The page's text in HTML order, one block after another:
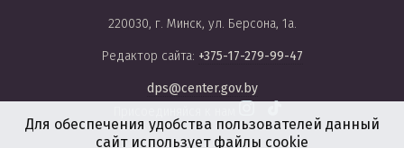
220030, г. Минск, ул. Берсона, 1а.
Редактор сайта: +375-17-279-99-47
dps@center.gov.by
Для обеспечения удобства пользователей данный
сайт использует файлы cookie